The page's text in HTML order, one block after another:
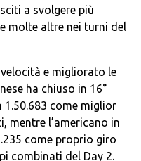
a svolgere più
molte altre nei turni del
e migliorato le
ha chiuso in 16°
come miglior
mentre l’americano in
come proprio giro
combinati del Day 2.